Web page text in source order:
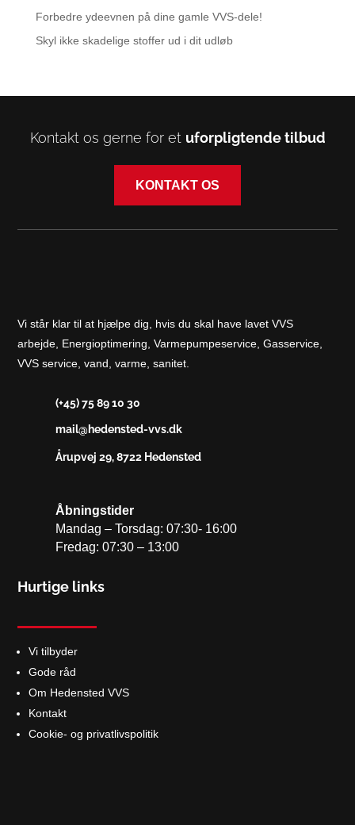
Forbedre ydeevnen på dine gamle VVS-dele!
Skyl ikke skadelige stoffer ud i dit udløb
Kontakt os gerne for et uforpligtende tilbud
KONTAKT OS
Vi står klar til at hjælpe dig, hvis du skal have lavet VVS
arbejde, Energioptimering, Varmepumpeservice, Gasservice,
VVS service, vand, varme, sanitet.
(+45) 75 89 10 30
mail@hedensted-vvs.dk
Årupvej 29, 8722 Hedensted
Åbningstider
Mandag – Torsdag: 07:30- 16:00
Fredag: 07:30 – 13:00
Hurtige links
Vi tilbyder
Gode råd
Om Hedensted VVS
Kontakt
Cookie- og privatlivspolitik